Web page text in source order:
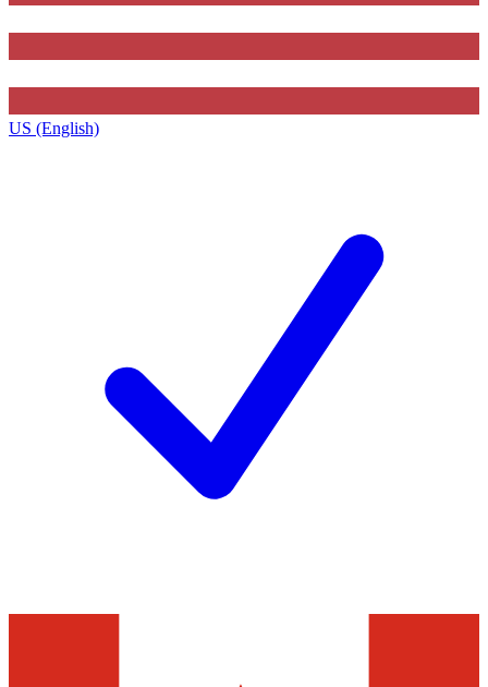
US (English)